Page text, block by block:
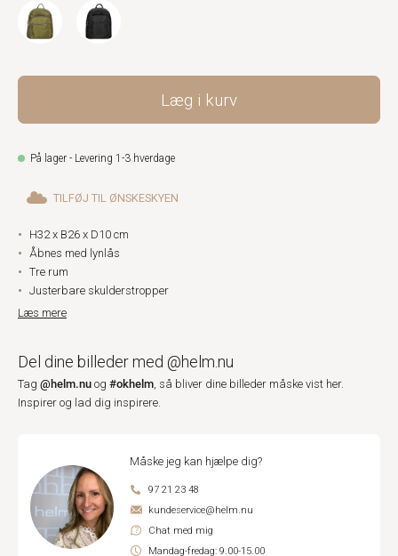
Læg i kurv
På lager - Levering 1-3 hverdage
TILFØJ TIL ØNSKESKYEN
H32 x B26 x D10 cm
Åbnes med lynlås
Tre rum
Justerbare skulderstropper
Læs mere
Del dine billeder med @helm.nu
Tag @helm.nu og #okhelm, så bliver dine billeder måske vist her.
Inspirer og lad dig inspirere.
Måske jeg kan hjælpe dig?
97 21 23 48
kundeservice@helm.nu
Chat med mig
Mandag-fredag: 9.00-15.00